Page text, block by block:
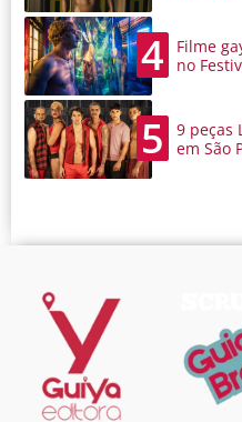
4
Filme
no
5
9 peças
em São